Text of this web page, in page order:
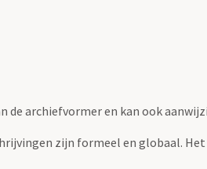
archiefvormer en kan ook
zijn formeel en globaal.